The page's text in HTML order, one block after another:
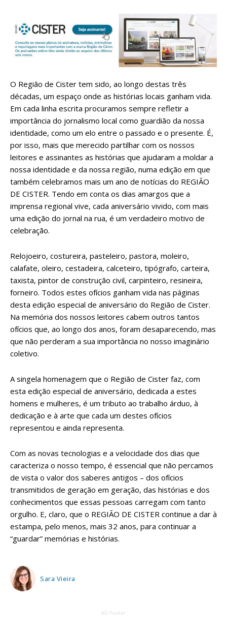
O Região de Cister tem sido, ao longo destas três
décadas, um espaço onde as histórias locais ganham vida.
Em cada linha escrita procuramos sempre refletir a
importância do jornalismo local como guardião da nossa
identidade, como um elo entre o passado e o presente. É,
por isso, mais que merecido partilhar com os nossos
leitores e assinantes as histórias que ajudaram a moldar a
nossa identidade e da nossa região, numa edição em que
também celebramos mais um ano de notícias do REGIÃO
DE CISTER. Tendo em conta os dias amargos que a
imprensa regional vive, cada aniversário vivido, com mais
uma edição do jornal na rua, é um verdadeiro motivo de
celebração.
Relojoeiro, costureira, pasteleiro, pastora, moleiro,
calafate, oleiro, cestadeira, calceteiro, tipógrafo, carteira,
taxista, pintor de construção civil, carpinteiro, resineira,
forneiro. Todos estes ofícios ganham vida nas páginas
desta edição especial de aniversário do Região de Cister.
Na memória dos nossos leitores cabem outros tantos
ofícios que, ao longo dos anos, foram desaparecendo, mas
que não perderam a sua importância no nosso imaginário
coletivo.
A singela homenagem que o Região de Cister faz, com
esta edição especial de aniversário, dedicada a estes
homens e mulheres, é um tributo ao trabalho árduo, à
dedicação e à arte que cada um destes ofícios
representou e ainda representa.
Com as novas tecnologias e a velocidade dos dias que
caracteriza o nosso tempo, é essencial que não percamos
de vista o valor dos saberes antigos – dos ofícios
transmitidos de geração em geração, das histórias e dos
conhecimentos que essas pessoas carregam com tanto
orgulho. E, claro, que o REGIÃO DE CISTER continue a dar à
estampa, pelo menos, mais 32 anos, para continuar a
“guardar” memórias e histórias.
Sara Vieira
AD Footer